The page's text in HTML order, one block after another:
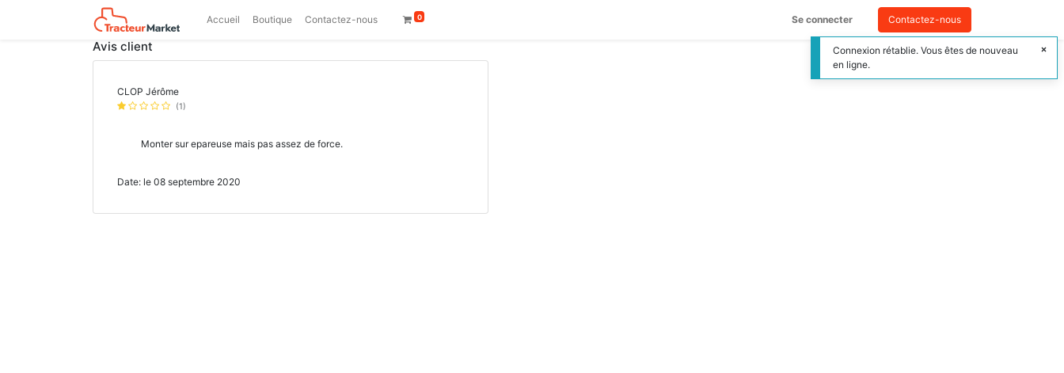
Accueil Boutique Contactez-nous 0 Se connecter Contactez-nous
Avis client
CLOP Jérôme
(1)
Monter sur epareuse mais pas assez de force.
Date: le 08 septembre 2020
Connexion rétablie. Vous êtes de nouveau
en ligne.